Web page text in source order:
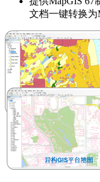
文档一键转换为